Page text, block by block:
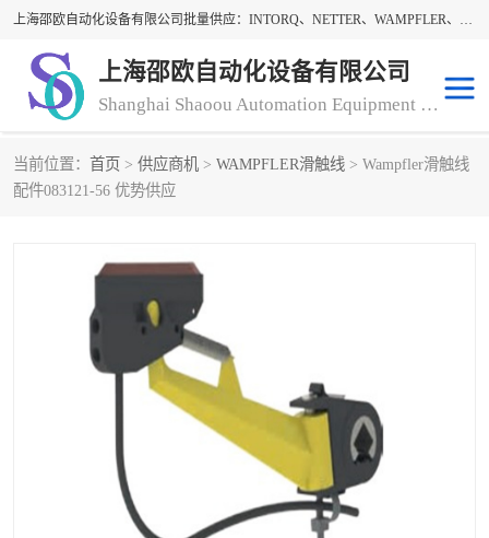
上海邵欧自动化设备有限公司批量供应：INTORQ、NETTER、WAMPFLER、WARNER、WICHITA、三菱离合器、warner离合器、NETTER振动器、WAMPFLER滑触线。上海邵欧自动化设备有限公司提供创新技术与产品解决方案，让客户享有高性价比，优质的产品和服务，我们坚持以持续技术和服务创新为客户不断创造价值。欢迎来电咨询！
上海邵欧自动化设备有限公司
Shanghai Shaoou Automation Equipment Co., Ltd
当前位置： 首页 > 供应商机 > WAMPFLER滑触线 > Wampfler滑触线
配件083121-56 优势供应
warner离合器
BISON GEAR
LEESON ELECTRIC carlson制动器
MACH III离合器 CLEVELAND
Magnetic制动器 STEARNS制动器